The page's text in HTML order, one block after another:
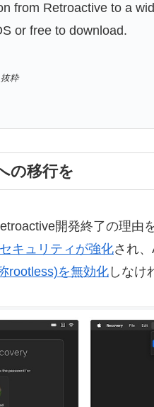
from Retroactive to a
or free to download.
粋
の移行を
開発終了の理由
キュリティが強化され
rootless)を無効化 しなけ